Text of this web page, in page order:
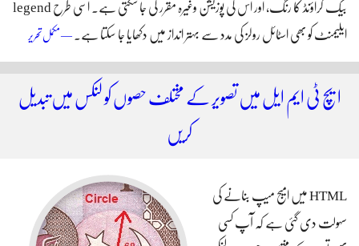
بیک گراؤنڈ کا رنگ، اور اس کی پوزیشن وغیرہ مقرر کی جا سکتی ہے۔ اسی طرح legend
ایلیمنٹ کو بھی اسٹائل رولز کی مدد سے بہتر انداز میں دکھایا جا سکتا ہے۔ — مکمل تحریر
فارم کو
ایچ ٹی ایم ایل میں تصویر کے مختلف حصوں کو لنکس میں تبدیل
کریں
HTML میں امیج میپ بنانے کی
سہولت دی گئی ہے کہ آپ کسی